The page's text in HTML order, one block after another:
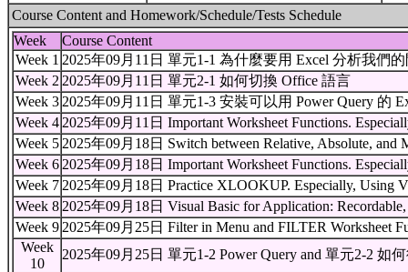
Course Content and Homework/Schedule/Tests Schedule
Week
Course Content
Week 1 2025年09月11日 單元1-1 為什麼要用 Excel 分析我們
Week 2 2025年09月11日 單元2-1 如何切換 Office 語言
Week 3 2025年09月11日 單元1-3 安裝可以用 Power Query 的
Week 4 2025年09月11日 Important Worksheet Functions.
Week 5 2025年09月18日 Switch between Relative, Absolute, and
Week 6 2025年09月18日 Important Worksheet Functions.
Week 7 2025年09月18日 Practice XLOOKUP. Especially, Using
Week 8 2025年09月18日 Visual Basic for Application:
Week 9 2025年09月25日 Filter in Menu and FILTER Worksheet
Week
10
2025年09月25日 單元1-2 Power Query and 單元2-2 如